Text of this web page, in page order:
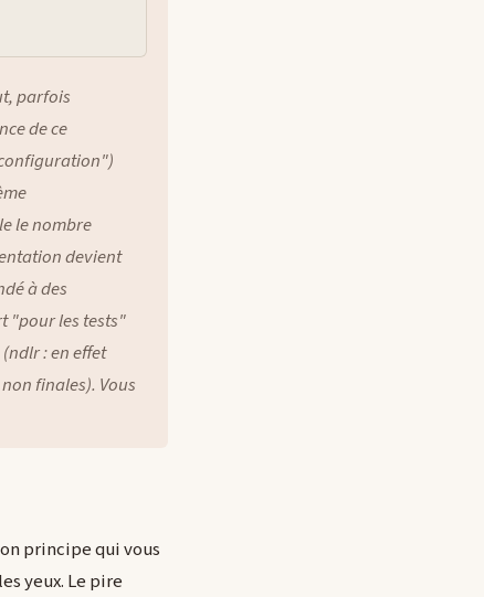
parfois
de ce
le nombre
devient
à des
"pour les tests"
ndlr : en effet
finales). Vous
principe qui vous
yeux. Le pire